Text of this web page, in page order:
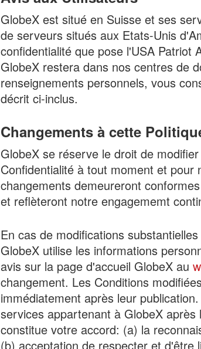
GlobeX est situé en Suisse et ses
de serveurs situés aux Etats-Unis
confidentialité que pose l'USA Patriot
GlobeX restera dans nos centres de
renseignements personnels, vous
décrit ci-inclus.
Changements à cette
GlobeX se réserve le droit de
Confidentialité à tout moment et
changements demeureront
et reflèteront notre engagememt
En cas de modifications
GlobeX utilise les informations
avis sur la page d'accueil GlobeX au
changement. Les Conditions
immédiatement après leur
services appartenant à GlobeX
constitue votre accord: (a) la
(b) acceptation de respecter et